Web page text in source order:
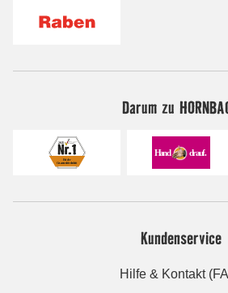
Darum zu
Kundenservice
Hilfe & Kontakt